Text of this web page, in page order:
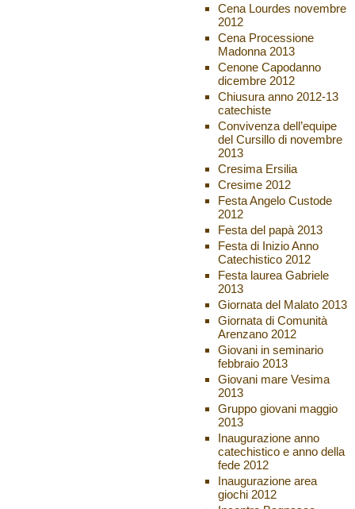
Cena Lourdes novembre
2012
Cena Processione
Madonna 2013
Cenone Capodanno
dicembre 2012
Chiusura anno 2012-13
catechiste
Convivenza dell’equipe
del Cursillo di novembre
2013
Cresima Ersilia
Cresime 2012
Festa Angelo Custode
2012
Festa del papà 2013
Festa di Inizio Anno
Catechistico 2012
Festa laurea Gabriele
2013
Giornata del Malato 2013
Giornata di Comunità
Arenzano 2012
Giovani in seminario
febbraio 2013
Giovani mare Vesima
2013
Gruppo giovani maggio
2013
Inaugurazione anno
catechistico e anno della
fede 2012
Inaugurazione area
giochi 2012